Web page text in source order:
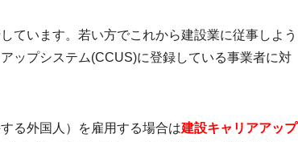
ています。若い方でこれから建設業に従事しよう
ップシステム(CCUS)に登録している事業者に対
る外国人）を雇用する場合は建設キャリアアップ